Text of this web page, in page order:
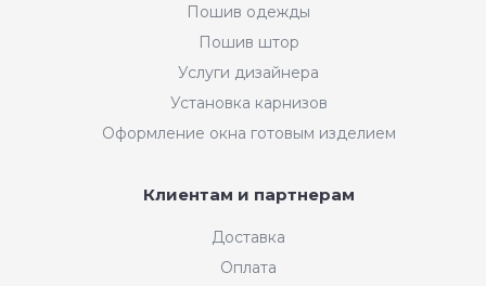
Пошив одежды
Пошив штор
Услуги дизайнера
Установка карнизов
Оформление окна готовым изделием
Клиентам и партнерам
Доставка
Оплата